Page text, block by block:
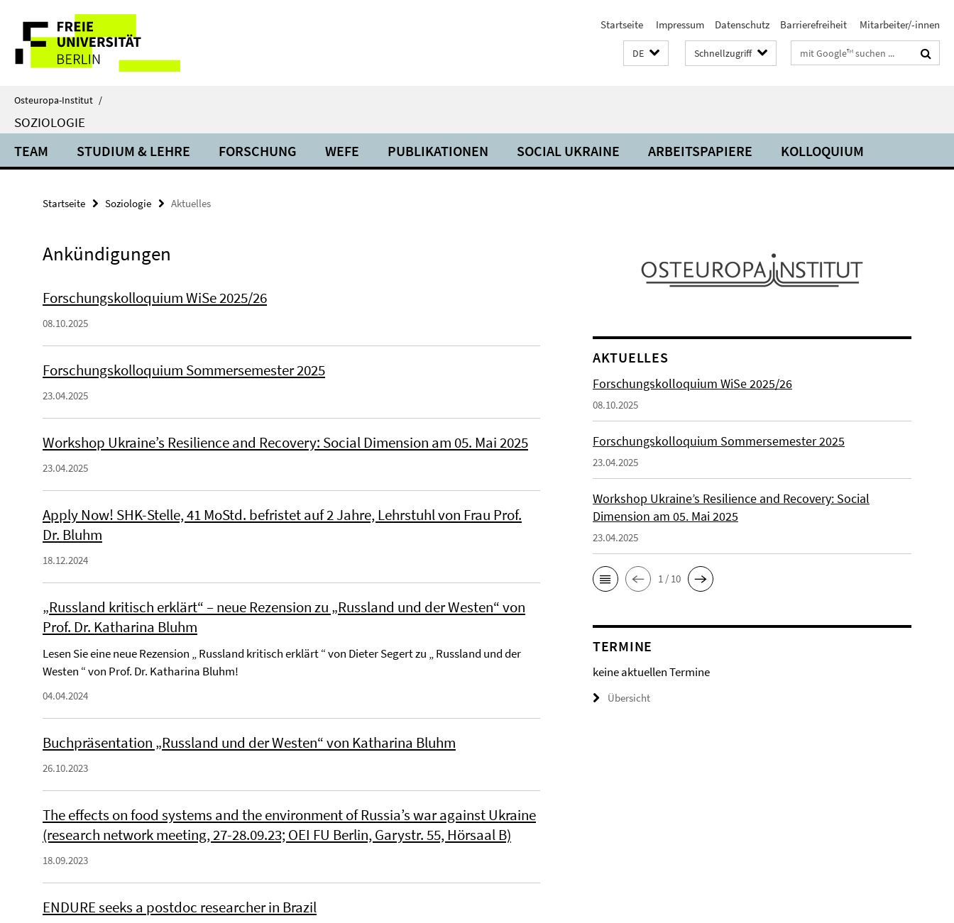
direkt
Inhalt
Service-
Navigation
Startseite Impressum Datenschutz Barrierefreiheit Mitarbeiter/-innen
DE Schnellzugriff Suchbegriffe
Osteuropa-Institut /
SOZIOLOGIE
TEAM STUDIUM & LEHRE FORSCHUNG WEFE PUBLIKATIONEN SOCIAL UKRAINE ARBEITSPAPIERE KOLLOQUIUM
Startseite Soziologie Aktuelles
Ankündigungen
Forschungskolloquium WiSe 2025/26
08.10.2025
Forschungskolloquium Sommersemester 2025
23.04.2025
Workshop Ukraine’s Resilience and Recovery: Social Dimension am 05. Mai 2025
23.04.2025
Apply Now! SHK-Stelle, 41 MoStd. befristet auf 2 Jahre, Lehrstuhl von Frau Prof.
Dr. Bluhm
18.12.2024
„Russland kritisch erklärt“ – neue Rezension zu „Russland und der Westen“ von
Prof. Dr. Katharina Bluhm
Lesen Sie eine neue Rezension „ Russland kritisch erklärt “ von Dieter Segert zu „ Russland und der
Westen “ von Prof. Dr. Katharina Bluhm!
04.04.2024
Buchpräsentation „Russland und der Westen“ von Katharina Bluhm
26.10.2023
The effects on food systems and the environment of Russia’s war against Ukraine
(research network meeting, 27-28.09.23; OEI FU Berlin, Garystr. 55, Hörsaal B)
18.09.2023
ENDURE seeks a postdoc researcher in Brazil
AKTUELLES
Forschungskolloquium WiSe 2025/26
08.10.2025
Forschungskolloquium Sommersemester 2025
23.04.2025
Workshop Ukraine’s Resilience and Recovery: Social
Dimension am 05. Mai 2025
23.04.2025
1 / 10
TERMINE
keine aktuellen Termine
Übersicht